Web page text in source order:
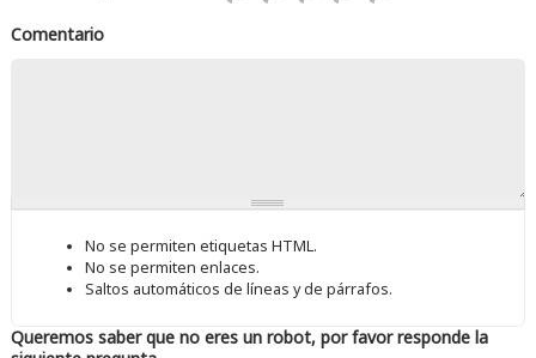
Comentario
No se permiten etiquetas HTML.
No se permiten enlaces.
Saltos automáticos de líneas y de párrafos.
Queremos saber que no eres un robot, por favor responde la